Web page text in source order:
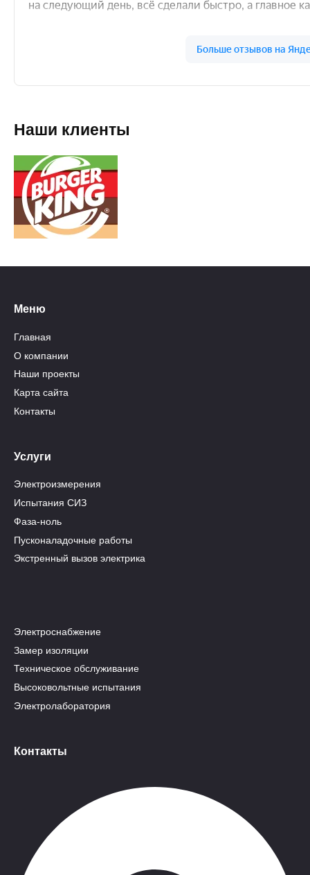
Наши клиенты
Меню
Главная
О компании
Наши проекты
Карта сайта
Контакты
Услуги
Электроизмерения
Испытания СИЗ
Фаза-ноль
Пусконаладочные работы
Экстренный вызов электрика
Электроснабжение
Замер изоляции
Техническое обслуживание
Высоковольтные испытания
Электролаборатория
Контакты